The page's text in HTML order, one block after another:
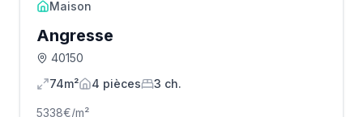
Maison
Angresse
40150
74m²
4 pièces 3 ch.
5338€/m²